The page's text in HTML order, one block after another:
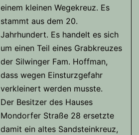
einem kleinen Wegekreuz. Es
stammt aus dem 20.
Jahrhundert. Es handelt es sich
um einen Teil eines Grabkreuzes
der Silwinger Fam. Hoffman,
dass wegen Einsturzgefahr
verkleinert werden musste.
Der Besitzer des Hauses
Mondorfer Straße 28 ersetzte
damit ein altes Sandsteinkreuz,